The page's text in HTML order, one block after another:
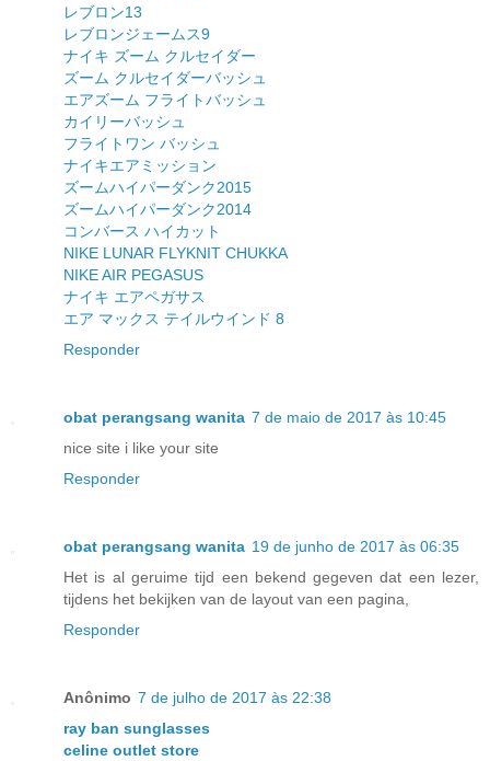
レブロン13
レブロンジェームス9
ナイキ ズーム クルセイダー
ズーム クルセイダーバッシュ
エアズーム フライトバッシュ
カイリーバッシュ
フライトワン バッシュ
ナイキエアミッション
ズームハイパーダンク2015
ズームハイパーダンク2014
コンバース ハイカット
NIKE LUNAR FLYKNIT CHUKKA
NIKE AIR PEGASUS
ナイキ エアペガサス
エア マックス テイルウインド 8
Responder
obat perangsang wanita 7 de maio de 2017 às 10:45
nice site i like your site
Responder
obat perangsang wanita 19 de junho de 2017 às 06:35
Het is al geruime tijd een bekend gegeven dat een lezer,
tijdens het bekijken van de layout van een pagina,
Responder
Anônimo 7 de julho de 2017 às 22:38
ray ban sunglasses
celine outlet store